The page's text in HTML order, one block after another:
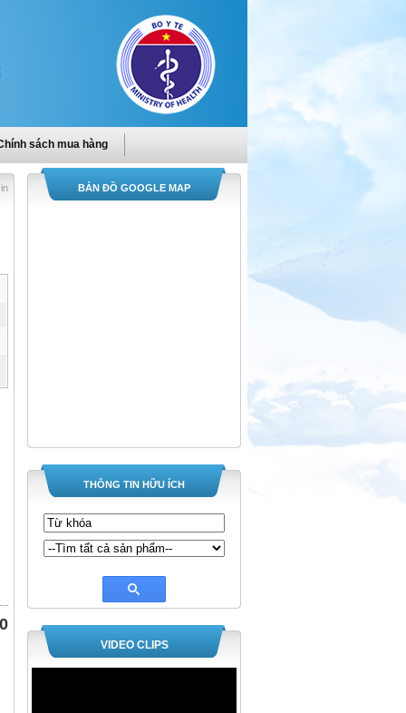
sách mua hàng
BẢN ĐỒ GOOGLE MAP
THÔNG TIN HỮU ÍCH
VIDEO CLIPS